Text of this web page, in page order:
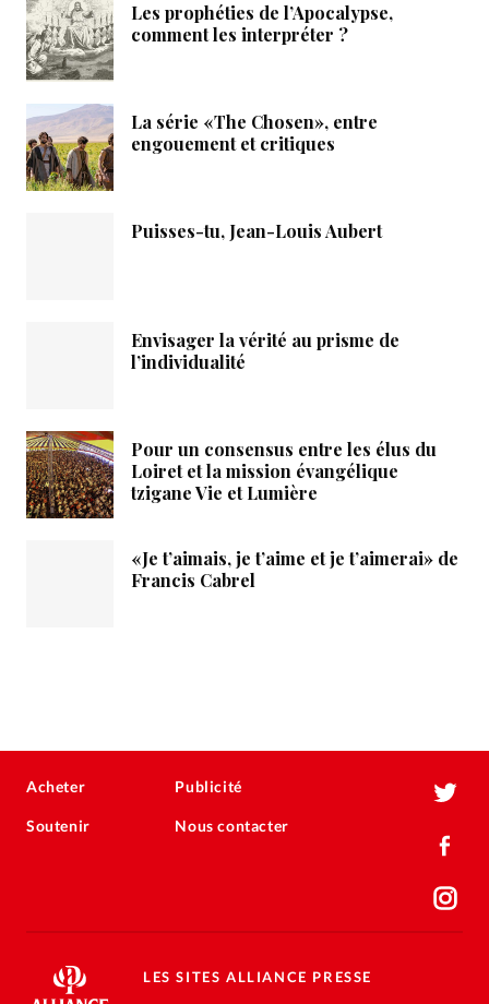
Les prophéties de l’Apocalypse,
comment les interpréter ?
La série «The Chosen», entre
engouement et critiques
Puisses-tu, Jean-Louis Aubert
Envisager la vérité au prisme de
l’individualité
Pour un consensus entre les élus du
Loiret et la mission évangélique
tzigane Vie et Lumière
«Je t’aimais, je t’aime et je t’aimerai» de
Francis Cabrel
Acheter
Soutenir
Publicité
Nous contacter
LES SITES ALLIANCE PRESSE